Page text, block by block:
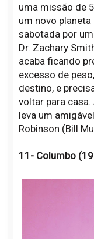
uma missão de
um novo
sabotada por
Dr. Zachary
acaba ficando
excesso de
destino, e
voltar para
leva um
Robinson (Bill
11- Columbo